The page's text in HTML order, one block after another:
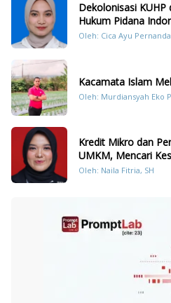
Dekolonisasi
Hukum Pidana
Oleh: Cica Ayu
Kacamata Islam
Oleh: Murdiansyah Eko
Kredit Mikro dan
UMKM, Mencari
dan Akses
Oleh: Naila Fitria, SH